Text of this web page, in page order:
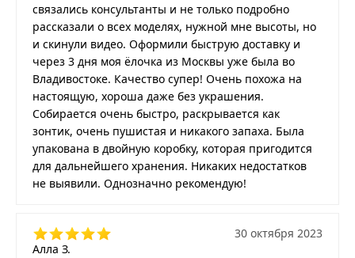
связались консультанты и не только подробно
рассказали о всех моделях, нужной мне высоты, но
и скинули видео. Оформили быструю доставку и
через 3 дня моя ёлочка из Москвы уже была во
Владивостоке. Качество супер! Очень похожа на
настоящую, хороша даже без украшения.
Собирается очень быстро, раскрывается как
зонтик, очень пушистая и никакого запаха. Была
упакована в двойную коробку, которая пригодится
для дальнейшего хранения. Никаких недостатков
не выявили. Однозначно рекомендую!
Алла З.
30 октября 2023